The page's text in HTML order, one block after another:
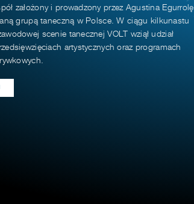
założony i prowadzony przez Agustina Egurrolę
grupą taneczną w Polsce. W ciągu kilkunastu
scenie tanecznej VOLT wziął udział
artystycznych oraz programach